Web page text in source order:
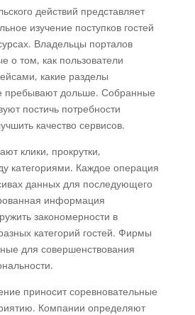
действий представляет
изучение поступков гостей
Владельцы порталов
о том, как пользователи
какие разделы
пребывают дольше. Собранные
постичь потребности
качество сервисов.
клики, прокрутки,
категориями. Каждое операция
данных для последующего
информация
закономерности в
категорий гостей. Фирмы
для совершенствования
приносит соревновательные
Компании определяют